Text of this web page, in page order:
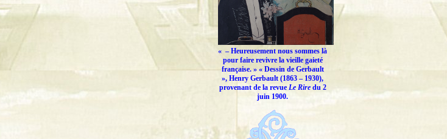
« – Heureusement nous sommes là
pour faire revivre la vieille gaieté
française.» « Dessin de Gerbault
», Henry Gerbault (1863 – 1930),
provenant de la revue Le Riredu 2
juin 1900.